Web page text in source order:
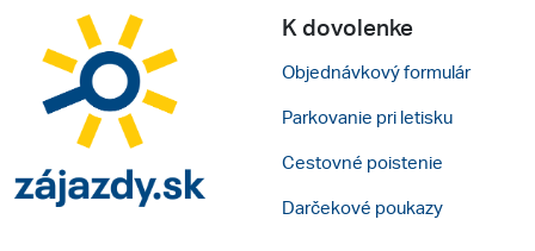
K dovolenke
Objednávkový formulár
Parkovanie pri letisku
Cestovné poistenie
Darčekové poukazy